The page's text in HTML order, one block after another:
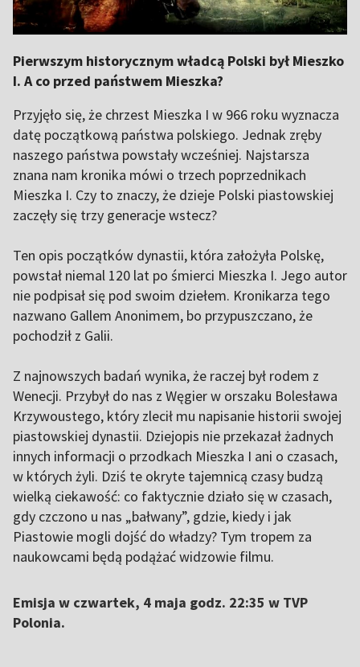
Pierwszym historycznym władcą Polski był Mieszko
I. A co przed państwem Mieszka?
Przyjęło się, że chrzest Mieszka I w 966 roku wyznacza
datę początkową państwa polskiego. Jednak zręby
naszego państwa powstały wcześniej. Najstarsza
znana nam kronika mówi o trzech poprzednikach
Mieszka I. Czy to znaczy, że dzieje Polski piastowskiej
zaczęły się trzy generacje wstecz?
Ten opis początków dynastii, która założyła Polskę,
powstał niemal 120 lat po śmierci Mieszka I. Jego autor
nie podpisał się pod swoim dziełem. Kronikarza tego
nazwano Gallem Anonimem, bo przypuszczano, że
pochodził z Galii.
Z najnowszych badań wynika, że raczej był rodem z
Wenecji. Przybył do nas z Węgier w orszaku Bolesława
Krzywoustego, który zlecił mu napisanie historii swojej
piastowskiej dynastii. Dziejopis nie przekazał żadnych
innych informacji o przodkach Mieszka I ani o czasach,
w których żyli. Dziś te okryte tajemnicą czasy budzą
wielką ciekawość: co faktycznie działo się w czasach,
gdy czczono u nas „bałwany”, gdzie, kiedy i jak
Piastowie mogli dojść do władzy? Tym tropem za
naukowcami będą podążać widzowie filmu.
Emisja w czwartek, 4 maja godz. 22:35 w TVP
Polonia.